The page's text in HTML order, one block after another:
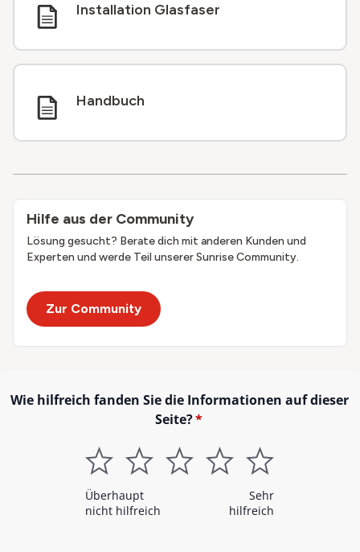
Installation Glasfaser
Handbuch
Hilfe aus der Community
Lösung gesucht? Berate dich mit anderen Kunden und
Experten und werde Teil unserer Sunrise Community.
Zur Community